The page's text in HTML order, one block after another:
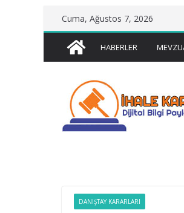
to
content
Cuma, Ağustos 7, 2026
HABERLER
DANIŞTAY KARARLARI